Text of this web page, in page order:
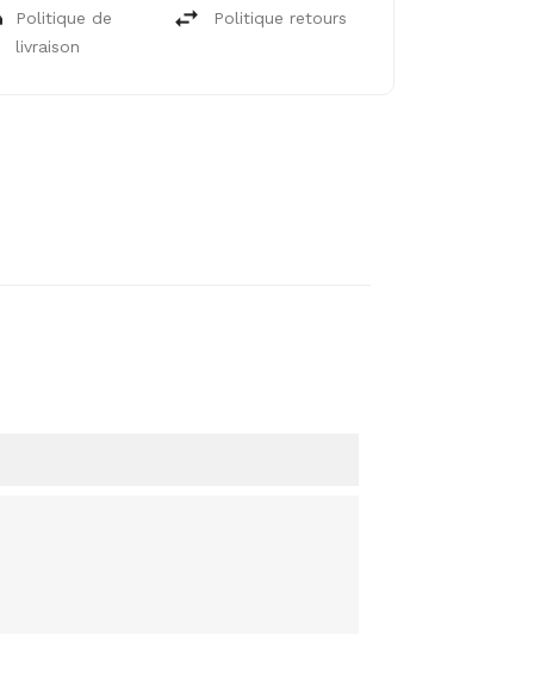
Politique de
livraison
Politique retours